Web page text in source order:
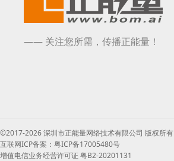
—— 关注您所需，传播正能量！
©2017-2026 深圳市正能量网络技术有限公司 版权所有
互联网ICP备案：粤ICP备17005480号
增值电信业务经营许可证 粤B2-20201131